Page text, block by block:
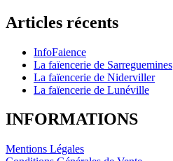
Articles récents
InfoFaience
La faïencerie de Sarreguemines
La faïencerie de Niderviller
La faïencerie de Lunéville
INFORMATIONS
Mentions Légales